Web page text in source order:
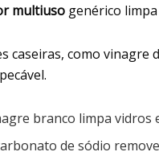
multiuso genérico
caseiras, como vinagre
branco limpa vidros
de sódio